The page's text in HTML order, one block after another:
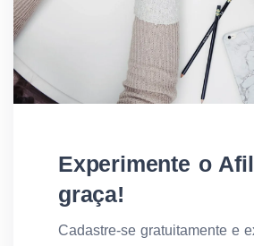
Experimente o
graça!
Cadastre-se gratuitamente e